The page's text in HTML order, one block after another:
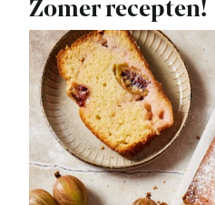
Zomer recepten!